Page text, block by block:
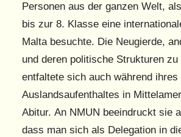
Personen aus der ganzen Welt,
bis zur 8. Klasse eine
Malta besuchte. Die Neugierde,
und deren politische Strukturen zu
entfaltete sich auch während ihres
Auslandsaufenthaltes in
Abitur. An NMUN beeindruckt sie
dass man sich als Delegation in